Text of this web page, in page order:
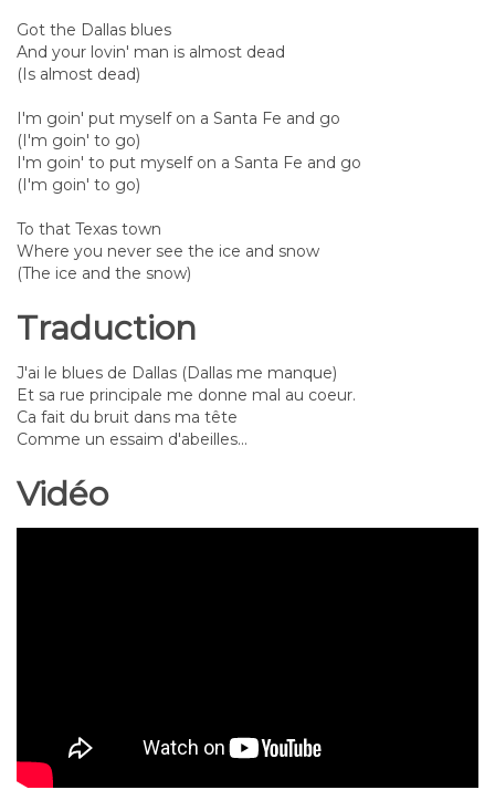
Got the Dallas blues
And your lovin' man is almost dead
(Is almost dead)
I'm goin' put myself on a Santa Fe and go
(I'm goin' to go)
I'm goin' to put myself on a Santa Fe and go
(I'm goin' to go)
To that Texas town
Where you never see the ice and snow
(The ice and the snow)
Traduction
J'ai le blues de Dallas (Dallas me manque)
Et sa rue principale me donne mal au coeur.
Ca fait du bruit dans ma tête
Comme un essaim d'abeilles...
Vidéo